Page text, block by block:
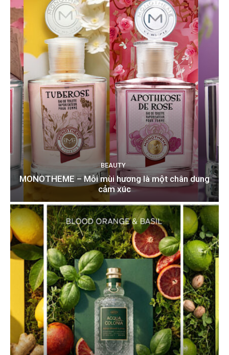
BEAUTY
MONOTHEME – Mỗi mùi hương là một chân dung
cảm xúc